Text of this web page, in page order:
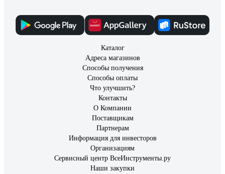
Каталог
Адреса магазинов
Способы получения
Способы оплаты
Что улучшить?
Контакты
О Компании
Поставщикам
Партнерам
Информация для инвесторов
Организациям
Сервисный центр ВсеИнструменты.ру
Наши закупки